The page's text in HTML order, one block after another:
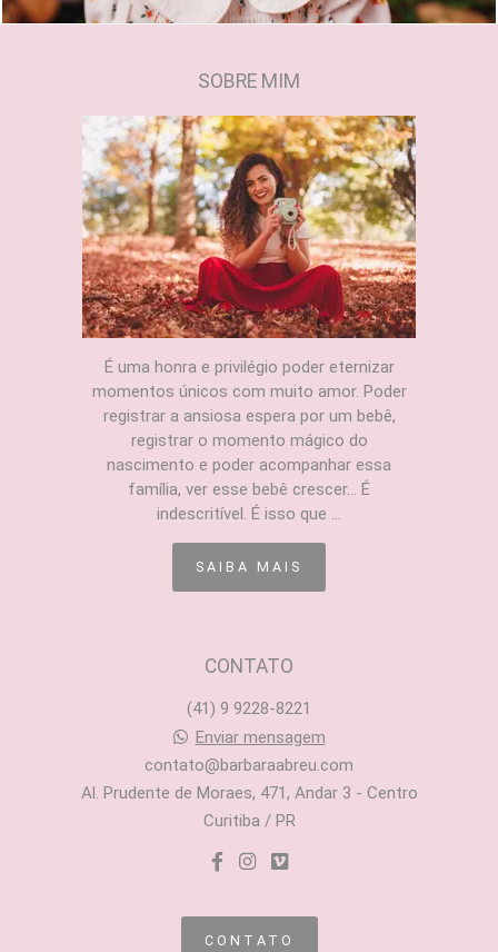
SOBRE MIM
É uma honra e privilégio poder eternizar
momentos únicos com muito amor. Poder
registrar a ansiosa espera por um bebê,
registrar o momento mágico do
nascimento e poder acompanhar essa
família, ver esse bebê crescer... É
indescritível. É isso que ...
SAIBA MAIS
CONTATO
(41) 9 9228-8221
Enviar mensagem
contato@barbaraabreu.com
Al. Prudente de Moraes, 471, Andar 3 - Centro
Curitiba / PR
CONTATO